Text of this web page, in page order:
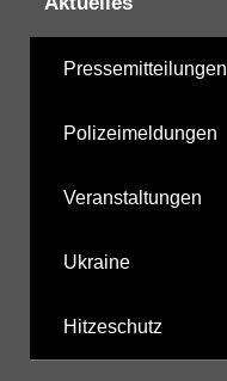
Pressemitteilungen
Polizeimeldungen
Veranstaltungen
Ukraine
Hitzeschutz